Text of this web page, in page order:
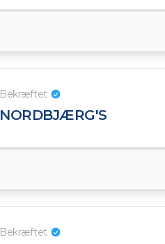
Bekræftet
NORDBJÆRG'S
Bekræftet